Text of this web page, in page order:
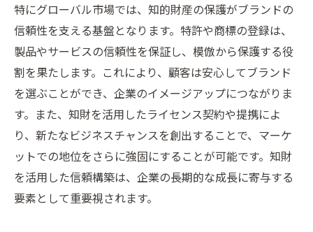
特にグローバル市場では、知的財産の保護がブランドの
信頼性を支える基盤となります。特許や商標の登録は、
製品やサービスの信頼性を保証し、模倣から保護する役
割を果たします。これにより、顧客は安心してブランド
を選ぶことができ、企業のイメージアップにつながりま
す。また、知財を活用したライセンス契約や提携によ
り、新たなビジネスチャンスを創出することで、マーケ
ットでの地位をさらに強固にすることが可能です。知財
を活用した信頼構築は、企業の長期的な成長に寄与する
要素として重要視されます。